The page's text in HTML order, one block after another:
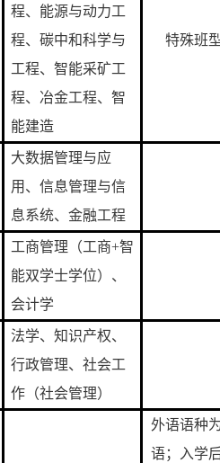
程、能源与动力工
程、碳中和科学与
工程、智能采矿工
程、冶金工程、智
能建造
特殊班
大数据管理与应
用、信息管理与信
息系统、金融工程
工商管理（工商+智
能双学士学位）、
会计学
法学、知识产权、
行政管理、社会工
作（社会管理）
外语语种
语；入学